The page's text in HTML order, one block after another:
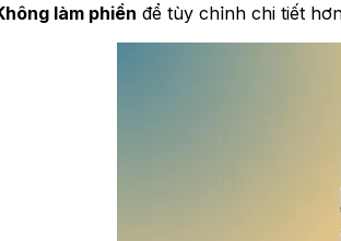
làm phiền để tùy chỉnh chi tiết